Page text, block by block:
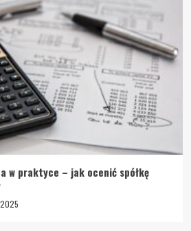
w praktyce – jak ocenić spółkę